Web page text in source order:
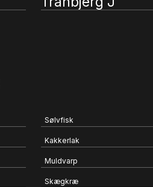
Sølvfisk
Kakkerlak
Muldvarp
Skægkræ